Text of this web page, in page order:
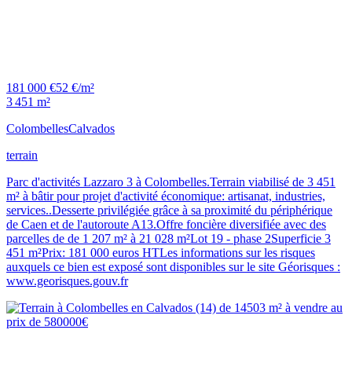
181 000 €52 €/m²
3 451 m²
ColombellesCalvados
terrain
Parc d'activités Lazzaro 3 à Colombelles.Terrain viabilisé de 3 451
m² à bâtir pour projet d'activité économique: artisanat, industries,
services..Desserte privilégiée grâce à sa proximité du périphérique
de Caen et de l'autoroute A13.Offre foncière diversifiée avec des
parcelles de de 1 207 m² à 21 028 m²Lot 19 - phase 2Superficie 3
451 m²Prix: 181 000 euros HTLes informations sur les risques
auxquels ce bien est exposé sont disponibles sur le site Géorisques :
www.georisques.gouv.fr